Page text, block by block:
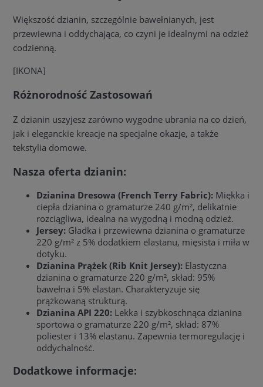
Większość dzianin, szczególnie bawełnianych, jest
przewiewna i oddychająca, co czyni je idealnymi na odzież
codzienną.
[IKONA]
Różnorodność Zastosowań
Z dzianin uszyjesz zarówno wygodne ubrania na co dzień,
jak i eleganckie kreacje na specjalne okazje, a także
tekstylia domowe.
Nasza oferta dzianin:
Dzianina Dresowa (French Terry Fabric): Miękka i
ciepła dzianina o gramaturze 240 g/m², delikatnie
rozciągliwa, idealna na wygodną i modną odzież.
Jersey: Gładka i przewiewna dzianina o gramaturze
220 g/m² z 5% dodatkiem elastanu, mięsista i miła w
dotyku.
Dzianina Prążek (Rib Knit Jersey): Elastyczna
dzianina o gramaturze 220 g/m², skład: 95%
bawełna i 5% elastan. Charakteryzuje się
prążkowaną strukturą.
Dzianina API 220: Lekka i szybkoschnąca dzianina
sportowa o gramaturze 220 g/m², skład: 87%
poliester i 13% elastanu. Zapewnia termoregulację i
oddychalność.
Dodatkowe informacje: